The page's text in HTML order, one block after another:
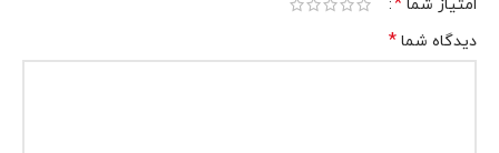
امتیاز شما
دیدگاه شما *